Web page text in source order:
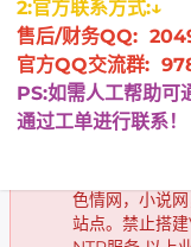
机房禁止用于
四方支付，易
信誉，买号，卖
站，虚拟充值
页端，短信轰
色情网，小说
站点。禁止搭
2:官方联系方式:↓
售后/财务QQ:
官方QQ交流群:
PS:如需人工帮助可
通过工单进行联系！